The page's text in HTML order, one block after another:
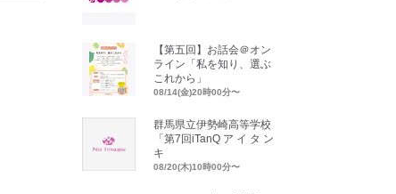
【第五回】お話会＠オン
ライン「私を知り、選ぶ
これから」
08/14(金)20時00分〜
群馬県立伊勢崎高等学校
「第7回iTanQ ア イ タ ン
キ
08/20(木)10時00分〜